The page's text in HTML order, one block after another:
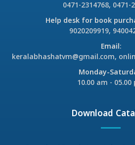
0471-2314768, 0471-
Help desk for book
9020209919,
Email:
keralabhashatvm@gmail.com,
Monday-
10.00 am - 05.00
Download